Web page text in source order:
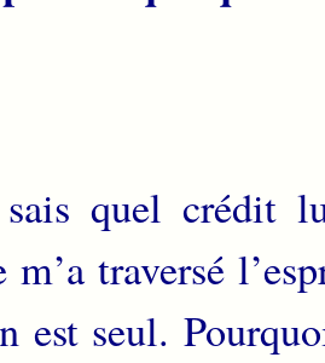
quel crédit
m’a traversé
est seul.